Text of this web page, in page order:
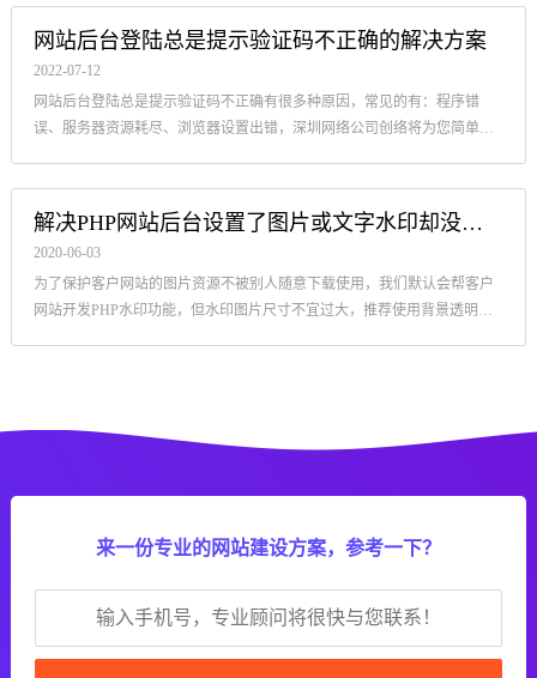
网站后台登陆总是提示验证码不正确的解决方案
2022-07-12
网站后台登陆总是提示验证码不正确有很多种原因，常见的有：程序错
误、服务器资源耗尽、浏览器设置出错，深圳网络公司创络将为您简单说
解决PHP网站后台设置了图片或文字水印却没有效果
2020-06-03
为了保护客户网站的图片资源不被别人随意下载使用，我们默认会帮客户
网站开发PHP水印功能，但水印图片尺寸不宜过大，推荐使用背景透明的
来一份专业的网站建设方案，参考一下？